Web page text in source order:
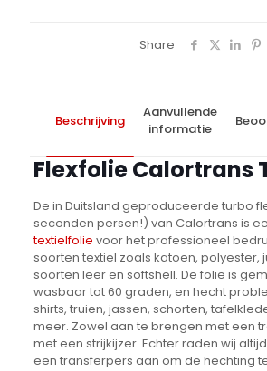
Share
Beschrijving
Aanvullende
informatie
Flexfolie Calortrans
De in Duitsland geproduceerde turbo
seconden persen!) van Calortrans is
textielfolie voor het professioneel
soorten textiel zoals katoen, polyester,
soorten leer en softshell. De folie is
wasbaar tot 60 graden, en hecht
shirts, truien, jassen, schorten,
meer. Zowel aan te brengen met een
met een strijkijzer. Echter raden wij
een transferpers aan om de hechting